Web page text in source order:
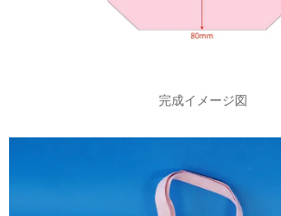
完成イメージ図